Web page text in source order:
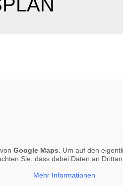
Google Maps . Um auf den
Sie, dass dabei Daten an
Mehr Informationen